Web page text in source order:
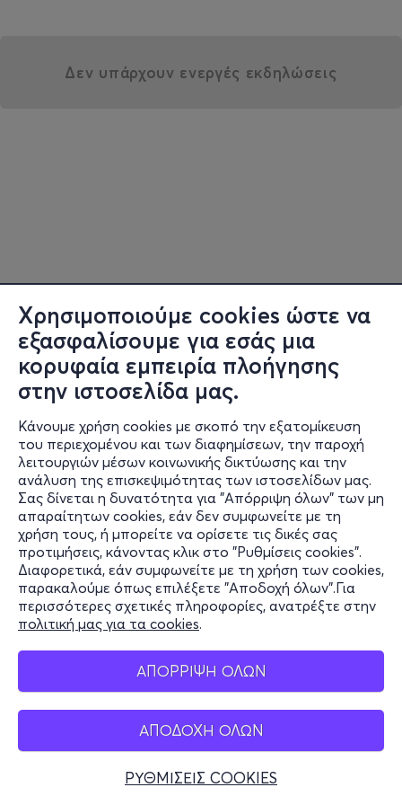
Χρησιμοποιούμε cookies ώστε να
εξασφαλίσουμε για εσάς μια
κορυφαία εμπειρία πλοήγησης
στην ιστοσελίδα μας.
Κάνουμε χρήση cookies με σκοπό την εξατομίκευση
του περιεχομένου και των διαφημίσεων, την παροχή
λειτουργιών μέσων κοινωνικής δικτύωσης και την
ανάλυση της επισκεψιμότητας των ιστοσελίδων μας.
Σας δίνεται η δυνατότητα για "Απόρριψη όλων" των μη
απαραίτητων cookies, εάν δεν συμφωνείτε με τη
χρήση τους, ή μπορείτε να ορίσετε τις δικές σας
προτιμήσεις, κάνοντας κλικ στο "Ρυθμίσεις cookies".
Διαφορετικά, εάν συμφωνείτε με τη χρήση των cookies,
παρακαλούμε όπως επιλέξετε "Αποδοχή όλων".Για
περισσότερες σχετικές πληροφορίες, ανατρέξτε στην
πολιτική μας για τα cookies.
ΑΠΟΡΡΙΨΗ ΟΛΩΝ
ΑΠΟΔΟΧΗ ΟΛΩΝ
ΡΥΘΜΙΣΕΙΣ COOKIES
Δεν υπάρχουν ενεργές εκδηλώσεις